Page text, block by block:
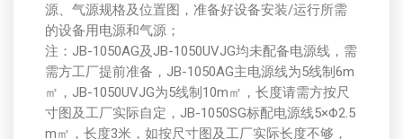
源、气源规格及位置图，准备好设备安装/运行所需
的设备用电源和气源；
注：JB-1050AG及JB-1050UVJG均未配备电源线，需
需方工厂提前准备，JB-1050AG主电源线为5线制6m
㎡，JB-1050UVJG为5线制10m㎡，长度请需方按尺
寸图及工厂实际自定，JB-1050SG标配电源线5×Φ2.5
m㎡，长度3米，如按尺寸图及工厂实际长度不够，